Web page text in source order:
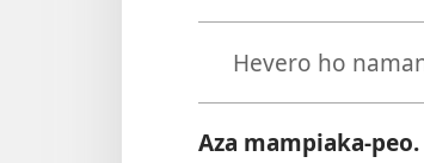
Hevero ho
Aza mampiaka-peo.